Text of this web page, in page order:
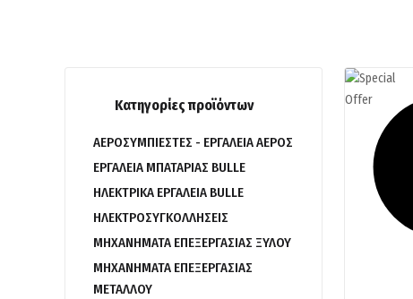
Κατηγορίες προϊόντων
ΑΕΡΟΣΥΜΠΙΕΣΤΕΣ - ΕΡΓΑΛΕΙΑ ΑΕΡΟΣ
ΕΡΓΑΛΕΙΑ ΜΠΑΤΑΡΙΑΣ BULLE
ΗΛΕΚΤΡΙΚΑ ΕΡΓΑΛΕΙΑ BULLE
ΗΛΕΚΤΡΟΣΥΓΚΟΛΛΗΣΕΙΣ
ΜΗΧΑΝΗΜΑΤΑ ΕΠΕΞΕΡΓΑΣΙΑΣ ΞΥΛΟΥ
ΜΗΧΑΝΗΜΑΤΑ ΕΠΕΞΕΡΓΑΣΙΑΣ
ΜΕΤΑΛΛΟΥ